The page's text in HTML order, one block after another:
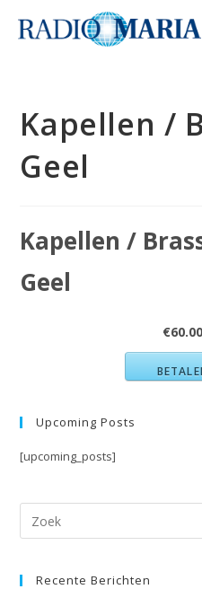
Kapellen /
Geel
Kapellen /
Geel
€60.00
Upcoming Posts
[upcoming_posts]
Recente Berichten